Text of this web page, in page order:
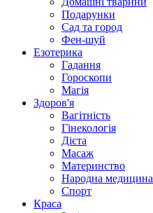
Подарунки
Сад та город
Фен-шуй
Езотерика
Гадання
Гороскопи
Магія
Здоров'я
Вагітність
Гінекологія
Дієта
Масаж
Материнство
Народна медицина
Спорт
Краса